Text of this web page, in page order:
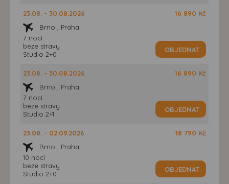
23.08. - 30.08.2026
Brno , Praha
7 nocí
beze stravy
Studio 2+0
16 890 Kč
OBJEDNAT
23.08. - 30.08.2026
Brno , Praha
7 nocí
beze stravy
Studio 2+1
16 890 Kč
OBJEDNAT
23.08. - 02.09.2026
Brno , Praha
10 nocí
beze stravy
Studio 2+0
18 790 Kč
OBJEDNAT